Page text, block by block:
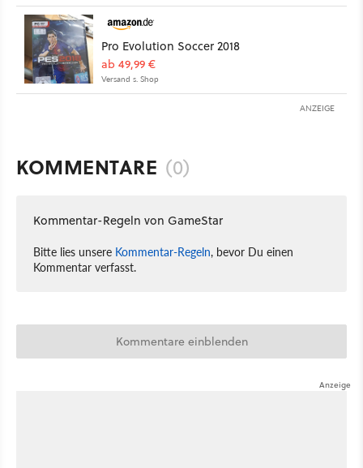
Pro Evolution Soccer 2018
ab 49,99 €
Versand s. Shop
ANZEIGE
KOMMENTARE (0)
Kommentar-Regeln von GameStar
Bitte lies unsere Kommentar-Regeln, bevor Du einen
Kommentar verfasst.
Kommentare einblenden